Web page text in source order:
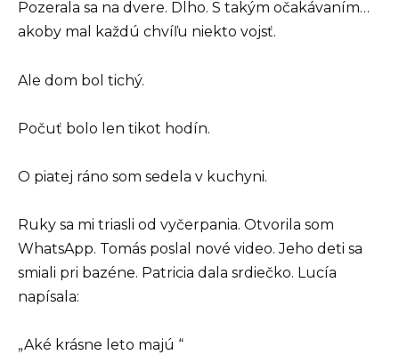
Pozerala sa na dvere. Dlho. S takým očakávaním…
akoby mal každú chvíľu niekto vojsť.
Ale dom bol tichý.
Počuť bolo len tikot hodín.
O piatej ráno som sedela v kuchyni.
Ruky sa mi triasli od vyčerpania. Otvorila som
WhatsApp. Tomás poslal nové video. Jeho deti sa
smiali pri bazéne. Patricia dala srdiečko. Lucía
napísala:
„Aké krásne leto majú “